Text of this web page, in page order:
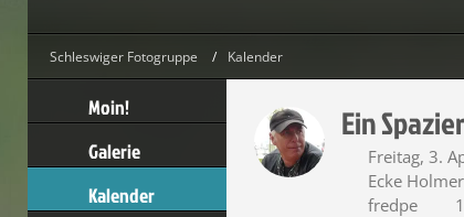
Schleswiger Fotogruppe Kalender
Moin!
Galerie
Kalender
Ein
Freitag, 3.
Ecke
fredpe